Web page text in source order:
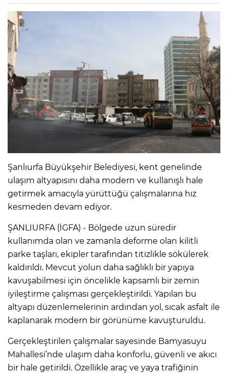
Şanlıurfa Büyükşehir Belediyesi, kent genelinde
ulaşım altyapısını daha modern ve kullanışlı hale
getirmek amacıyla yürüttüğü çalışmalarına hız
kesmeden devam ediyor.
ŞANLIURFA (İGFA) - Bölgede uzun süredir
kullanımda olan ve zamanla deforme olan kilitli
parke taşları, ekipler tarafından titizlikle sökülerek
kaldırıldı. Mevcut yolun daha sağlıklı bir yapıya
kavuşabilmesi için öncelikle kapsamlı bir zemin
iyileştirme çalışması gerçekleştirildi. Yapılan bu
altyapı düzenlemelerinin ardından yol, sıcak asfalt ile
kaplanarak modern bir görünüme kavuşturuldu.
Gerçekleştirilen çalışmalar sayesinde Bamyasuyu
Mahallesi’nde ulaşım daha konforlu, güvenli ve akıcı
bir hale getirildi. Özellikle araç ve yaya trafiğinin